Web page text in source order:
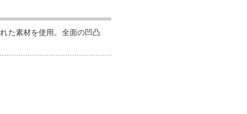
た素材を使用。全面の凹凸